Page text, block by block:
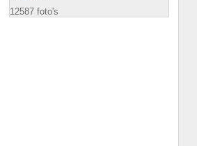
12587 foto's